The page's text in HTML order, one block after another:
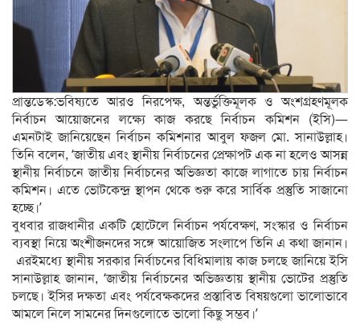
প্রান্তডেস্ক:ভবিষ্যতে আরও নিরপেক্ষ, অন্তর্ভুক্তিমূলক ও অংশগ্রহণমূলক
নির্বাচন আয়োজনের লক্ষ্যে কাজ করছে নির্বাচন কমিশন (ইসি)—
এমনটাই জানিয়েছেন নির্বাচন কমিশনার আবুল ফজল মো. সানাউল্লাহ।
তিনি বলেন, ‘জাতীয় এবং স্থানীয় নির্বাচনের প্রেক্ষাপট এক না হলেও আসন্ন
স্থানীয় নির্বাচনে জাতীয় নির্বাচনের অভিজ্ঞতা কাজে লাগাতে চায় নির্বাচন
কমিশন। এতে ভোটকেন্দ্র স্থাপন থেকে শুরু করে সার্বিক প্রস্তুতি সাজানো
হচ্ছে।’
বুধবার রাজধানীর একটি হোটেলে নির্বাচন পর্যবেক্ষণ, সংস্কার ও নির্বাচন
ব্যবস্থা নিয়ে অংশীজনদের সঙ্গে আয়োজিত সংলাপে তিনি এ কথা জানান।
এরইমধ্যে স্থানীয় সরকার নির্বাচনের বিধিমালায় কাজ চলছে জানিয়ে ইসি
সানাউল্লাহ জানান, ‘জাতীয় নির্বাচনের অভিজ্ঞতায় স্থানীয় ভোটের প্রস্তুতি
চলছে। ইসির দক্ষতা এবং পর্যবেক্ষকদের প্রস্তাবিত বিষয়গুলো ভালোভাবে
আমলে নিলে সামনের দিনগুলোতে ভালো কিছু সম্ভব।’